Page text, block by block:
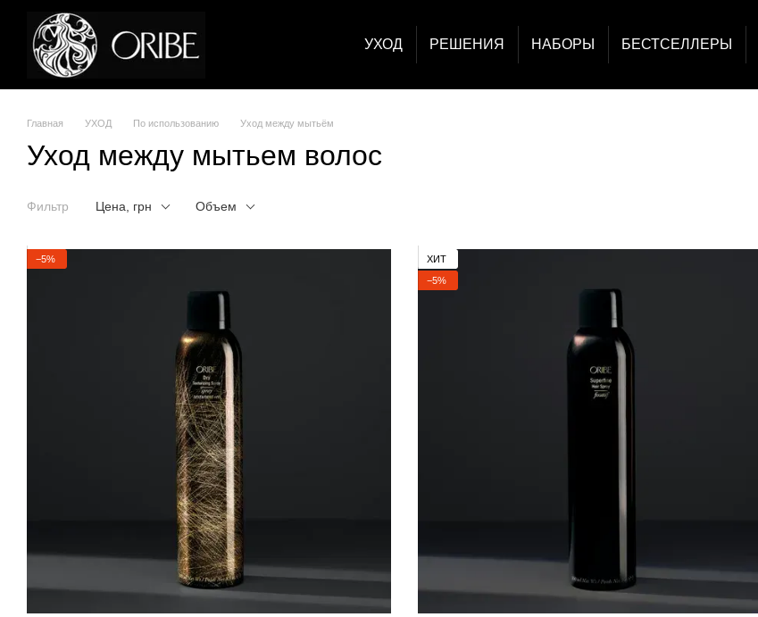
Перейти к основному контенту
УХОД РЕШЕНИЯ НАБОРЫ БЕСТСЕЛЛЕРЫ
Главная УХОД По использованию Уход между мытьём
Уход между мытьем волос
Фильтр Цена, грн Объем
−5%
ХИТ
−5%